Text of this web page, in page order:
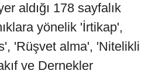
aldığı 178 sayfalık
yönelik 'İrtikap',
'Rüşvet alma', 'Nitelikli
ve Dernekler